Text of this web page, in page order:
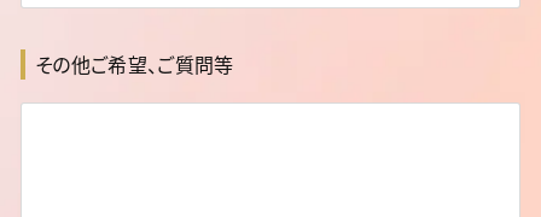
その他ご希望、ご質問等